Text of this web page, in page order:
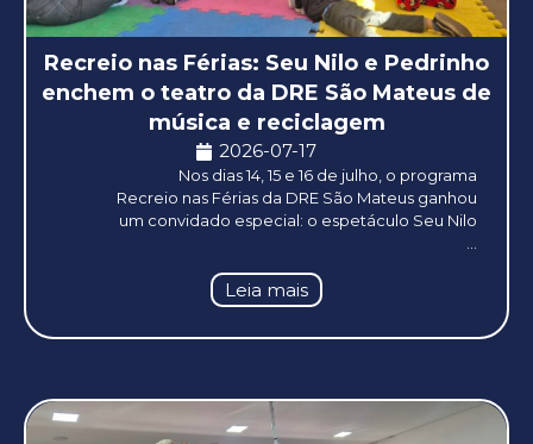
Recreio nas Férias: Seu Nilo e Pedrinho
enchem o teatro da DRE São Mateus de
música e reciclagem
2026-07-17
Nos dias 14, 15 e 16 de julho, o programa
Recreio nas Férias da DRE São Mateus ganhou
um convidado especial: o espetáculo Seu Nilo
...
Leia mais